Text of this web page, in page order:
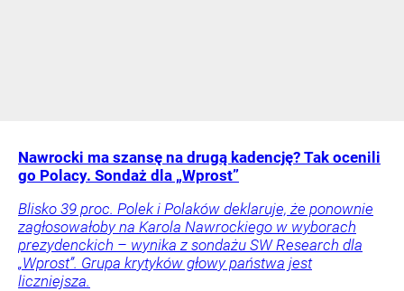
Nawrocki ma szansę na drugą kadencję? Tak ocenili
go Polacy. Sondaż dla „Wprost”
Blisko 39 proc. Polek i Polaków deklaruje, że ponownie
zagłosowałoby na Karola Nawrockiego w wyborach
prezydenckich – wynika z sondażu SW Research dla
„Wprost”. Grupa krytyków głowy państwa jest
liczniejsza.